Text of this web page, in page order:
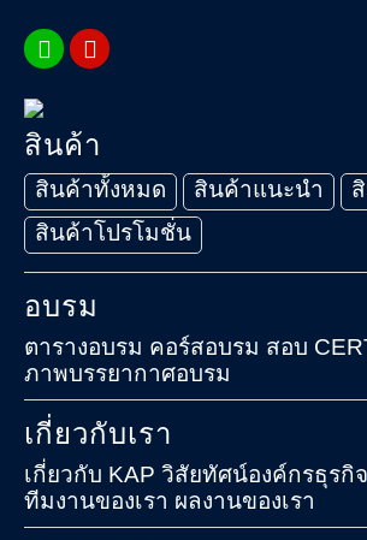
คอร์ส
ติดต่อ
เรา
สินค้า
สินค้าทั้งหมด สินค้าแนะนำ
สินค้าโปรโมชั่น
อบรม
ตารางอบรม คอร์สอบรม สอบ
ภาพบรรยากาศอบรม
เกี่ยวกับเรา
เกี่ยวกับ KAP วิสัยทัศน์องค์กรธุรกิจ
ทีมงานของเรา ผลงานของเรา